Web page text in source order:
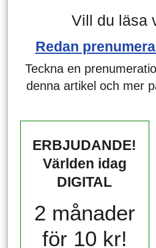
Vill du läsa
Redan
Teckna en
denna artikel och mer
ERBJUDANDE!
Världen idag
DIGITAL
2 månader
för 10 kr!